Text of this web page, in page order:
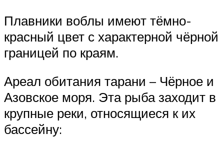
Плавники воблы имеют тёмно-
красный цвет с характерной чёрной
границей по краям.
Ареал обитания тарани – Чёрное и
Азовское моря. Эта рыба заходит в
крупные реки, относящиеся к их
бассейну: